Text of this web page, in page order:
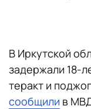
В Иркутской
задержали 18-
теракт и
сообщили в